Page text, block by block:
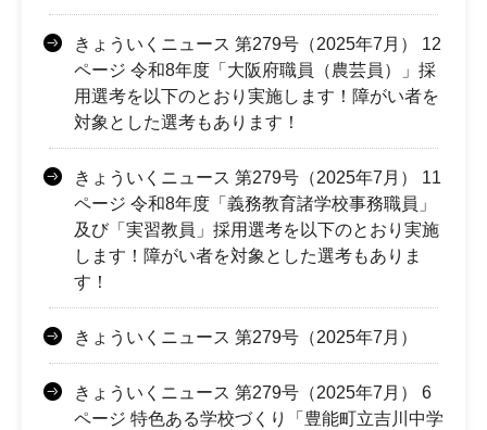
きょういくニュース 第279号（2025年7月） 12
ページ 令和8年度「大阪府職員（農芸員）」採
用選考を以下のとおり実施します！障がい者を
対象とした選考もあります！
きょういくニュース 第279号（2025年7月） 11
ページ 令和8年度「義務教育諸学校事務職員」
及び「実習教員」採用選考を以下のとおり実施
します！障がい者を対象とした選考もありま
す！
きょういくニュース 第279号（2025年7月）
きょういくニュース 第279号（2025年7月） 6
ページ 特色ある学校づくり「豊能町立吉川中学